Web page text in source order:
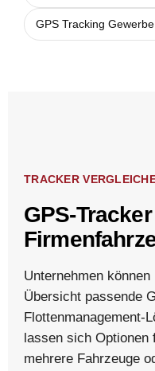
GPS Tracking
TRACKER
GPS-
Unternehmen
Übersicht passende
Flottenmanagement-
lassen sich
mehrere Fahrzeuge